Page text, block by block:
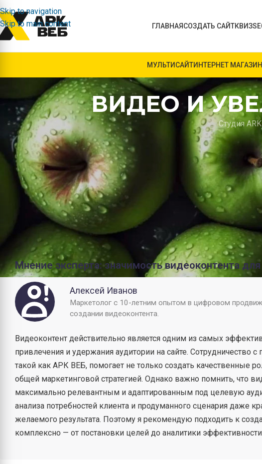
Skip to navigation
Skip to main content
ГЛАВНАЯСОЗДАТЬ САЙТКВИЗ
МУЛЬТИСАЙТИНТЕРНЕТ МАГАЗИН
ВИДЕО И
Студия
КАК ВИДЕО СПОСОБСТВУЕТ
ТРАФИКА НА САЙТ: УСЛУГИ
В условиях современного цифрового мира видеоконтент
привлечения и удержания посетителей на вашем сайте. Наша студия
созданию видео, которые помогут увеличить трафик и улучшить
Рассмотрим основные аспекты.
Мнение эксперта: значимость видеоконтента
Алексей Иванов
Маркетолог с 10-летним опытом в цифровом
создании видеоконтента.
Видеоконтент действительно является одним из самых
привлечения и удержания аудитории на сайте. Сотрудничество
такой как АРК ВЕБ, помогает не только создать качественные
общей маркетинговой стратегией. Однако важно помнить, что
максимально релевантным и адаптированным под целевую
анализа потребностей клиента и продуманного сценария даже
желаемого результата. Поэтому я рекомендую подходить к
комплексно — от постановки целей до аналитики